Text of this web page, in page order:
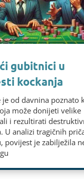
gubitnici u
kockanja
je od davnina poznato
može donijeti velike
i rezultirati
U analizi tragičnih
povijest je zabilježila